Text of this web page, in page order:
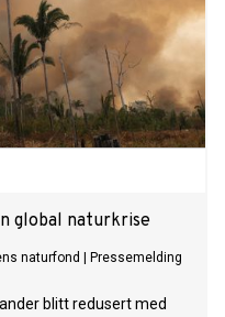
global naturkrise
naturfond Pressemelding
blitt redusert med